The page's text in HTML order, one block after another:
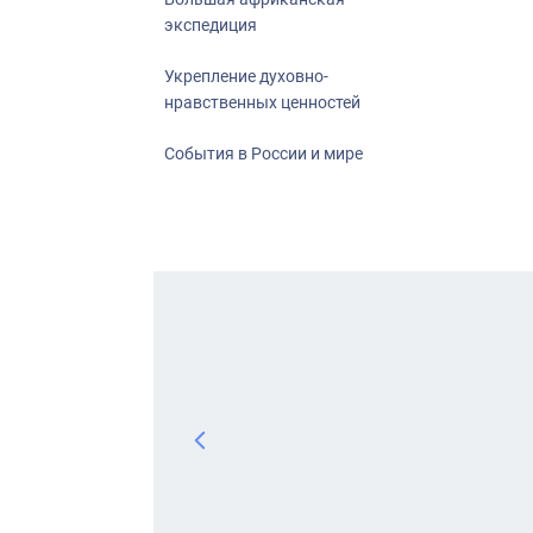
экспедиция
Укрепление духовно-
нравственных ценностей
События в России и мире